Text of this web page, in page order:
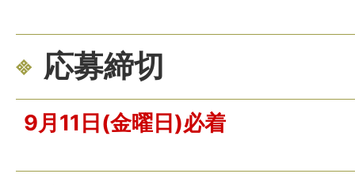
応募締切
9月11日(金曜日)必着